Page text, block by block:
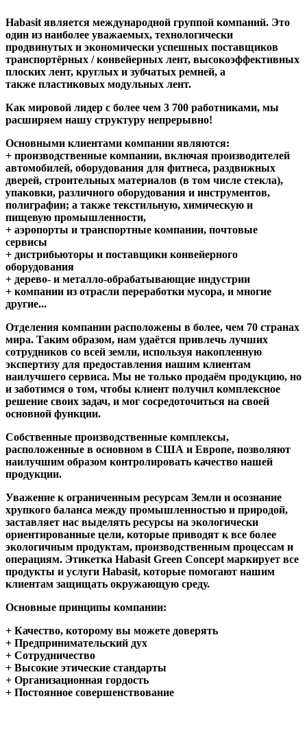
Habasit является международной группой компаний. Это
один из наиболее уважаемых, технологически
продвинутых и экономически успешных поставщиков
транспортёрных / конвейерных лент, высокоэффективных
плоских лент, круглых и зубчатых ремней, а
также пластиковых модульных лент.
Как мировой лидер с более чем 3 700 работниками, мы
расширяем нашу структуру непрерывно!
Основными клиентами компании являются:
+ производственные компании, включая производителей
автомобилей, оборудования для фитнеса, раздвижных
дверей, строительных материалов (в том числе стекла),
упаковки, различного оборудования и инструментов,
полиграфии; а также текстильную, химическую и
пищевую промышленности,
+ аэропорты и транспортные компании, почтовые
сервисы
+ дистрибьюторы и поставщики конвейерного
оборудования
+ дерево- и металло-обрабатывающие индустрии
+ компании из отрасли переработки мусора, и многие
другие...
Отделения компании расположены в более, чем 70 странах
мира. Таким образом, нам удаётся привлечь лучших
сотрудников со всей земли, используя накопленную
экспертизу для предоставления нашим клиентам
наилучшего сервиса. Мы не только продаём продукцию, но
и заботимся о том, чтобы клиент получил комплексное
решение своих задач, и мог сосредоточиться на своей
основной функции.
Собственные производственные комплексы,
расположенные в основном в США и Европе, позволяют
наилучшим образом контролировать качество нашей
продукции.
Уважение к ограниченным ресурсам Земли и осознание
хрупкого баланса между промышленностью и природой,
заставляет нас выделять ресурсы на экологически
ориентированные цели, которые приводят к все более
экологичным продуктам, производственным процессам и
операциям. Этикетка Habasit Green Concept маркирует все
продукты и услуги Habasit, которые помогают нашим
клиентам защищать окружающую среду.
Основные принципы компании:
+ Качество, которому вы можете доверять
+ Предпринимательский дух
+ Сотрудничество
+ Высокие этические стандарты
+ Организационная гордость
+ Постоянное совершенствование